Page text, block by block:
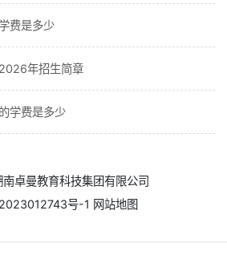
费是多少
年招生简章
学费是多少
南卓曼教育科技集团有限公司
号-1 网站地图